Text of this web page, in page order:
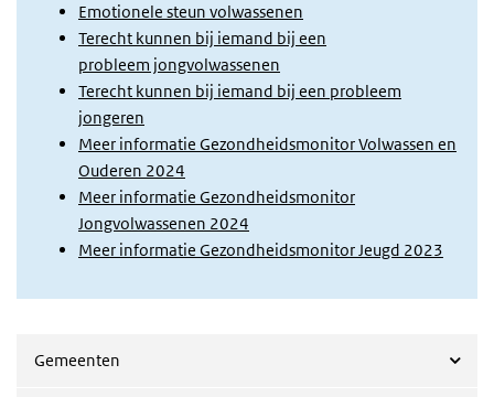
Emotionele steun volwassenen
Terecht kunnen bij iemand bij een
probleem jongvolwassenen
Terecht kunnen bij iemand bij een probleem
jongeren
Meer informatie Gezondheidsmonitor Volwassen en
Ouderen 2024
Meer informatie Gezondheidsmonitor
Jongvolwassenen 2024
Meer informatie Gezondheidsmonitor Jeugd 2023
Gemeenten